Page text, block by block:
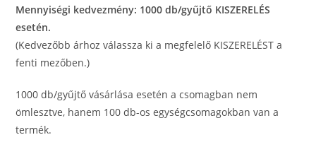
Mennyiségi kedvezmény: 1000 db/gyűjtő KISZERELÉS
esetén.
(Kedvezőbb árhoz válassza ki a megfelelő KISZERELÉST a
fenti mezőben.)
1000 db/gyűjtő vásárlása esetén a csomagban nem
ömlesztve, hanem 100 db-os egységcsomagokban van a
termék.